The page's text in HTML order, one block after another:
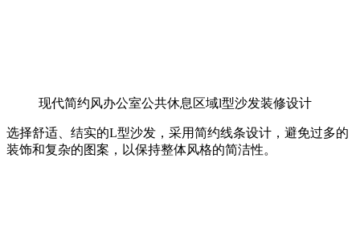
现代简约风办公室公共休息区域l型沙发装修设计
选择舒适、结实的L型沙发，采用简约线条设计，避免过多的
装饰和复杂的图案，以保持整体风格的简洁性。